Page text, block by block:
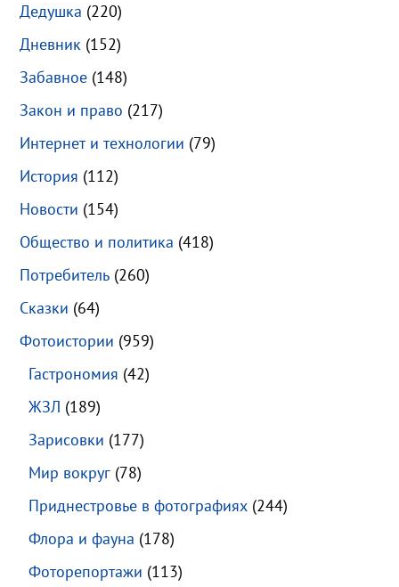
Дедушка (220)
Дневник (152)
Забавное (148)
Закон и право (217)
Интернет и технологии (79)
История (112)
Новости (154)
Общество и политика (418)
Потребитель (260)
Сказки (64)
Фотоистории (959)
Гастрономия (42)
ЖЗЛ (189)
Зарисовки (177)
Мир вокруг (78)
Приднестровье в фотографиях (244)
Флора и фауна (178)
Фоторепортажи (113)